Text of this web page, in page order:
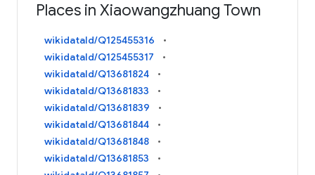
Places in Xiaowangzhuang Town
wikidataId/Q125455316
wikidataId/Q125455317
wikidataId/Q13681824
wikidataId/Q13681833
wikidataId/Q13681839
wikidataId/Q13681844
wikidataId/Q13681848
wikidataId/Q13681853